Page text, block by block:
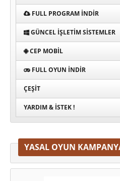
FULL PROGRAM INDIR
GÜNCEL İŞLETIM SISTEMLER
CEP MOBIL
FULL OYUN İNDIR
ÇEŞIT
YARDIM & İSTEK !
YASAL OYUN